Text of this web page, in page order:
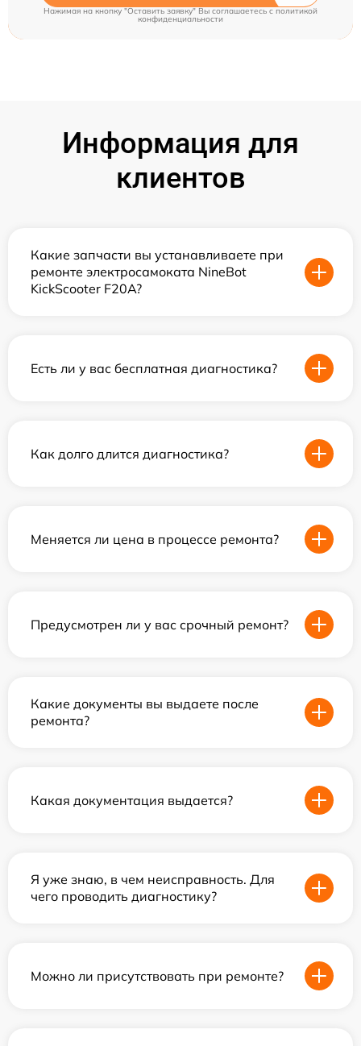
Нажимая на кнопку "Оставить заявку" Вы соглашаетесь c политикой
конфиденциальности
Информация для
клиентов
Какие запчасти вы устанавливаете при
ремонте электросамоката NineBot
KickScooter F20A?
Есть ли у вас бесплатная диагностика?
Как долго длится диагностика?
Меняется ли цена в процессе ремонта?
Предусмотрен ли у вас срочный ремонт?
Какие документы вы выдаете после
ремонта?
Какая документация выдается?
Я уже знаю, в чем неисправность. Для
чего проводить диагностику?
Можно ли присутствовать при ремонте?